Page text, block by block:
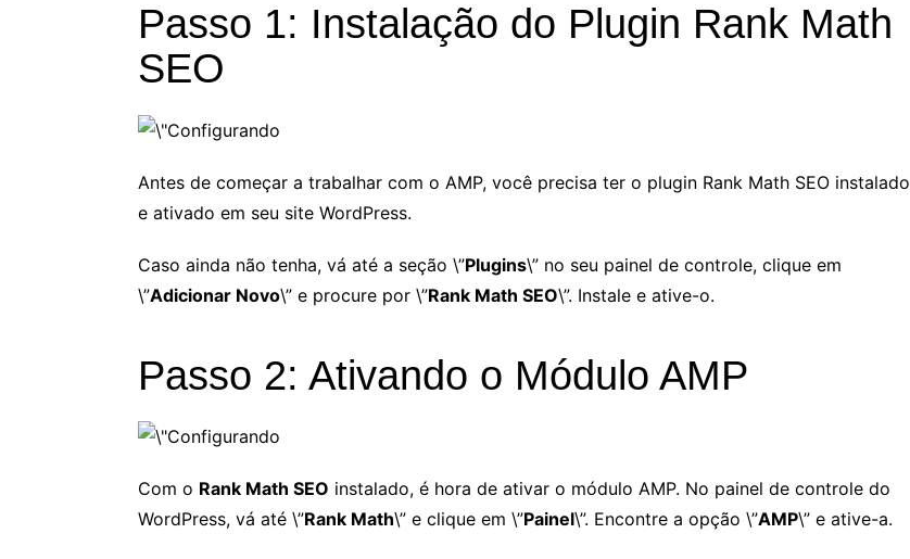
Passo 1: Instalação do Plugin Rank Math
SEO
Antes de começar a trabalhar com o AMP, você precisa ter o plugin Rank Math SEO instalado
e ativado em seu site WordPress.
Caso ainda não tenha, vá até a seção \”Plugins\” no seu painel de controle, clique em
\”Adicionar Novo\” e procure por \”Rank Math SEO\”. Instale e ative-o.
Passo 2: Ativando o Módulo AMP
Com o Rank Math SEO instalado, é hora de ativar o módulo AMP. No painel de controle do
WordPress, vá até \”Rank Math\” e clique em \”Painel\”. Encontre a opção \”AMP\” e ative-a.